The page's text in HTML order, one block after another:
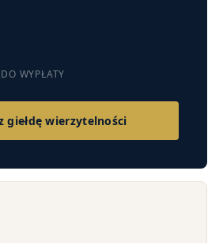
WYPŁATY
giełdę wierzytelności